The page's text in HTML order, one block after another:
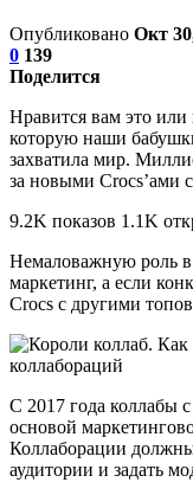
Опубликовано Окт
0 139
Поделится
Нравится вам это или
которую наши
захватила мир.
за новыми Crocs’ами
9.2K показов 1.1K
Немаловажную роль в
маркетинг, а если
Crocs с другими
С 2017 года коллабы
основой
Коллаборации
аудитории и задать